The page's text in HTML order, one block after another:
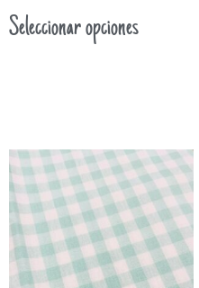
Seleccionar opciones